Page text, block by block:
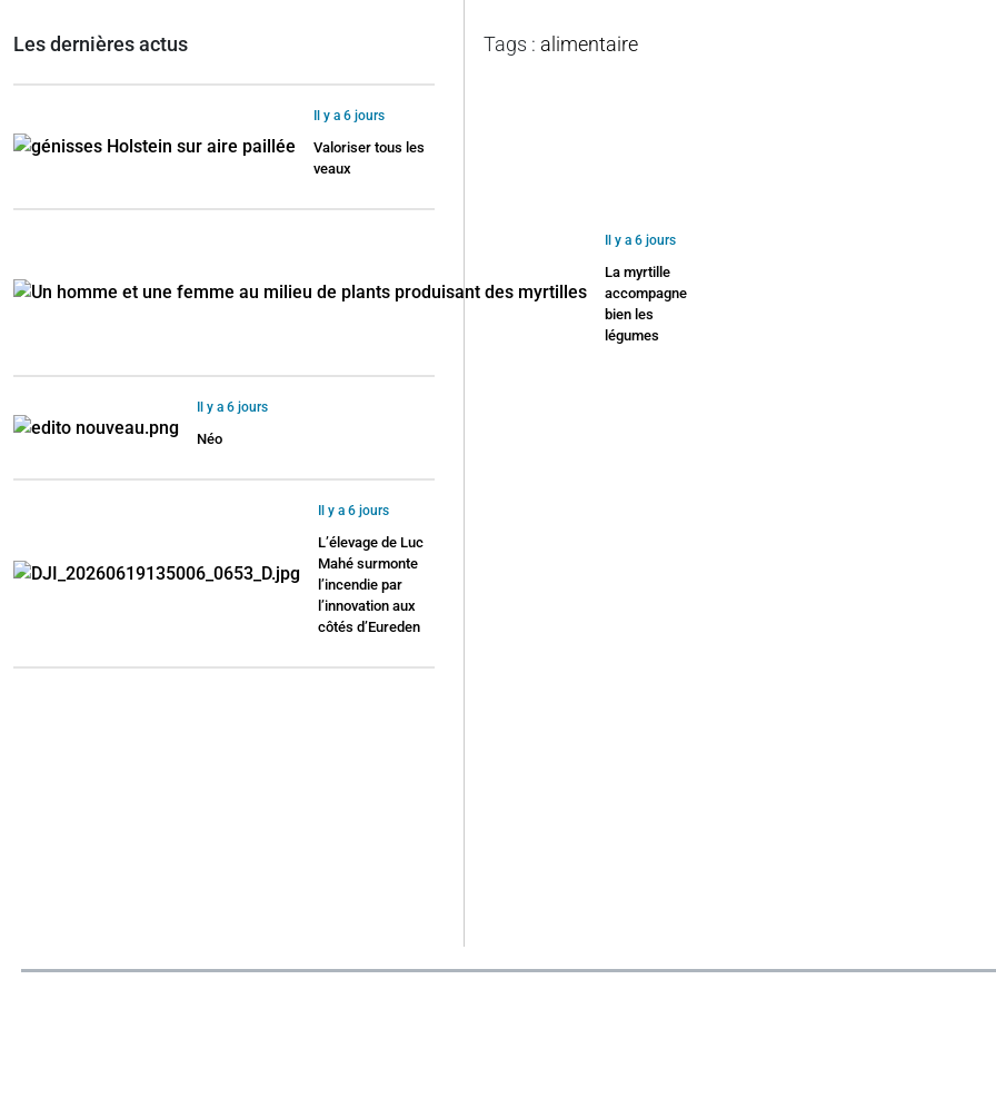
Tags : alimentaire
Les dernières actus
Il y a 6 jours
Valoriser tous les
veaux
Il y a 6 jours
La myrtille
accompagne
bien les
légumes
Il y a 6 jours
Néo
Il y a 6 jours
L’élevage de Luc
Mahé surmonte
l’incendie par
l’innovation aux
côtés d’Eureden